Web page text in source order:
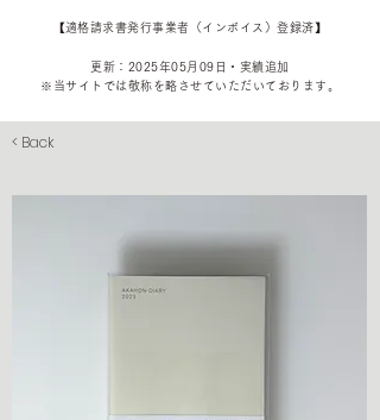
​【適格請求書発行事業者（インボイス）登録済】
更新：2025年05 月09 日・実績追加
​※当サイトでは敬称を 略させていただいております。
< Back